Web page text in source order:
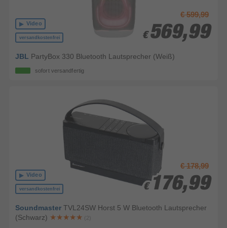
versandkostenfrei
Video
€ 599,99
€ 569,99
€ 569,99
JBL PartyBox 330 Bluetooth Lautsprecher (Weiß)
sofort versandfertig
versandkostenfrei
Video
€ 178,99
€ 176,99
€ 176,99
Soundmaster TVL24SW Horst 5 W Bluetooth Lautsprecher
(Schwarz)
(2)